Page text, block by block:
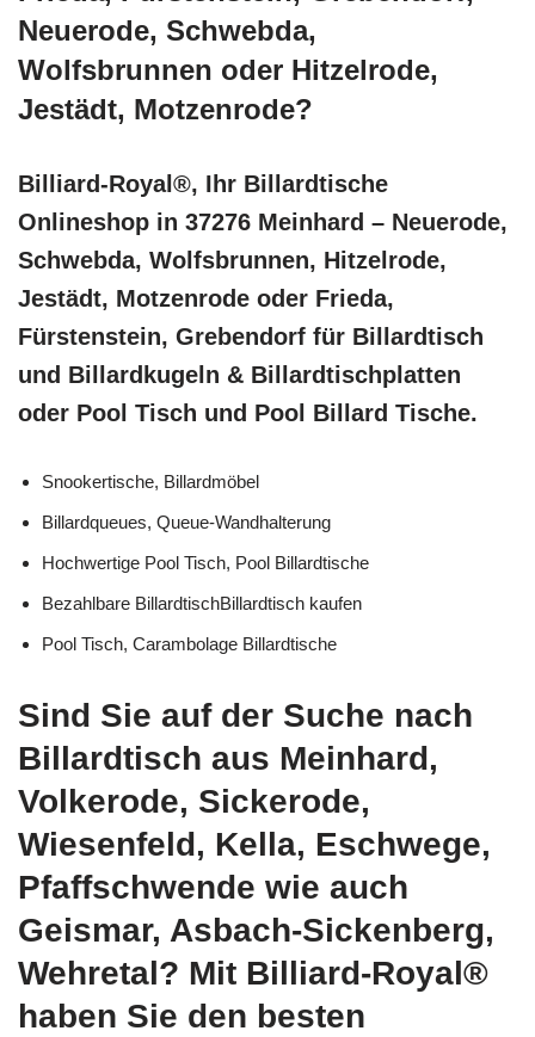
Neuerode, Schwebda,
Wolfsbrunnen oder Hitzelrode,
Jestädt, Motzenrode?
Billiard-Royal®, Ihr Billardtische
Onlineshop in 37276 Meinhard – Neuerode,
Schwebda, Wolfsbrunnen, Hitzelrode,
Jestädt, Motzenrode oder Frieda,
Fürstenstein, Grebendorf für Billardtisch
und Billardkugeln & Billardtischplatten
oder Pool Tisch und Pool Billard Tische.
Snookertische, Billardmöbel
Billardqueues, Queue-Wandhalterung
Hochwertige Pool Tisch, Pool Billardtische
Bezahlbare BillardtischBillardtisch kaufen
Pool Tisch, Carambolage Billardtische
Sind Sie auf der Suche nach
Billardtisch aus Meinhard,
Volkerode, Sickerode,
Wiesenfeld, Kella, Eschwege,
Pfaffschwende wie auch
Geismar, Asbach-Sickenberg,
Wehretal? Mit Billiard-Royal®
haben Sie den besten